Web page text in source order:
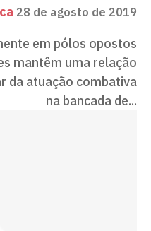
28 de agosto de 2019
em pólos opostos
mantêm uma relação
da atuação combativa
na bancada de...